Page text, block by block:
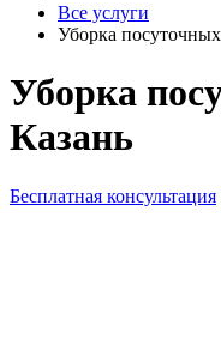
Все услуги
Уборка
Уборка
Казань
Бесплатная консультация